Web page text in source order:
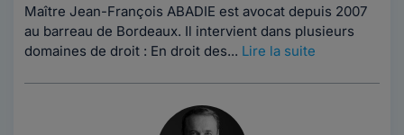
Maître Jean-François ABADIE est avocat depuis 2007
au barreau de Bordeaux. Il intervient dans plusieurs
domaines de droit : En droit des... Lire la suite